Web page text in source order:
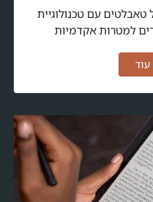
עם טכנולוגיית
למטרות אקדמיות